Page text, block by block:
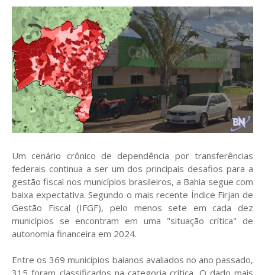
Um cenário crônico de dependência por transferências
federais continua a ser um dos principais desafios para a
gestão fiscal nos municípios brasileiros, a Bahia segue com
baixa expectativa. Segundo o mais recente Índice Firjan de
Gestão Fiscal (IFGF), pelo menos sete em cada dez
municípios se encontram em uma "situação crítica" de
autonomia financeira em 2024.
Entre os 369 municípios baianos avaliados no ano passado,